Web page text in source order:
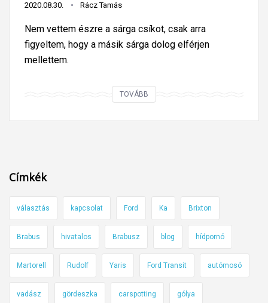
á
l
g
y
o
r
s
h
2020.08.30. Rácz Tamás
Nem vettem észre a sárga csíkot, csak arra
figyeltem, hogy a másik sárga dolog elférjen
mellettem.
TOVÁBB
k
h
ó
h
Címkék
választás kapcsolat Ford Ka Brixton
Brabus hivatalos Brabusz blog hídpornó
Martorell Rudolf Yaris Ford Transit autómosó
vadász gördeszka carspotting gólya